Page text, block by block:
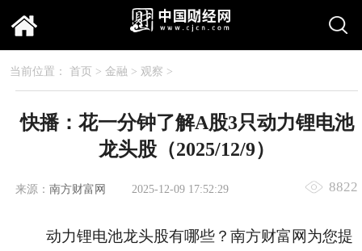
当前位置： 首页 > 金融 > 观察 >
快播：花一分钟了解A股3只动力锂电池
龙头股（2025/12/9）
来源： 南方财富网 2025-12-09 17:52:29 8822
动力锂电池龙头股有哪些？南方财富网为您提